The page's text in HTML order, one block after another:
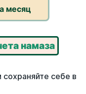
месяц
намаза
себе в